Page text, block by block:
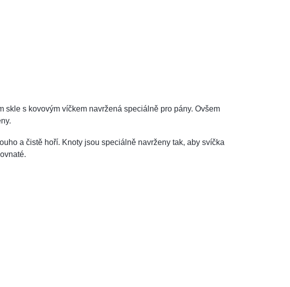
skle s kovovým víčkem navržená speciálně pro pány. Ovšem
a čistě hoří. Knoty jsou speciálně navrženy tak, aby svíčka